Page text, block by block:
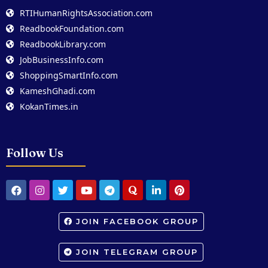
RTIHumanRightsAssociation.com
ReadbookFoundation.com
ReadbookLibrary.com
JobBusinessInfo.com
ShoppingSmartInfo.com
KameshGhadi.com
KokanTimes.in
Follow Us
JOIN FACEBOOK GROUP
JOIN TELEGRAM GROUP